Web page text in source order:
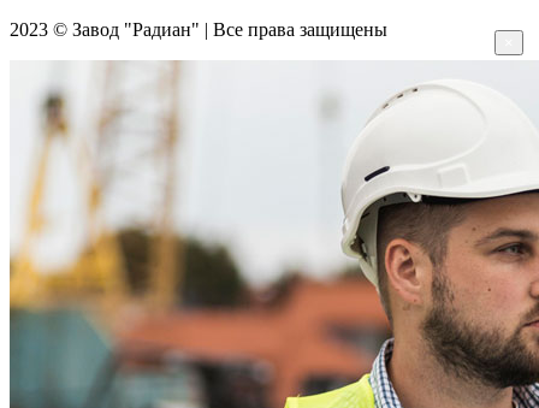
2023 © Завод "Радиан" | Все права защищены